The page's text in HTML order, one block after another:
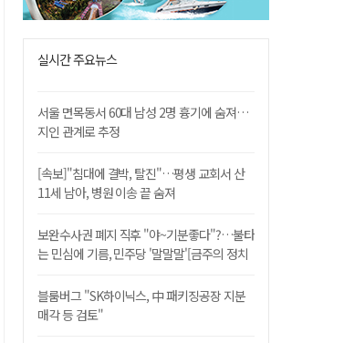
실시간 주요뉴스
서울 면목동서 60대 남성 2명 흉기에 숨져…
지인 관계로 추정
[속보]"침대에 결박, 탈진"…평생 교회서 산
11세 남아, 병원 이송 끝 숨져
보완수사권 폐지 직후 "야~기분좋다"?…불타
는 민심에 기름, 민주당 '말말말'[금주의 정치
블룸버그 "SK하이닉스, 中 패키징공장 지분
매각 등 검토"